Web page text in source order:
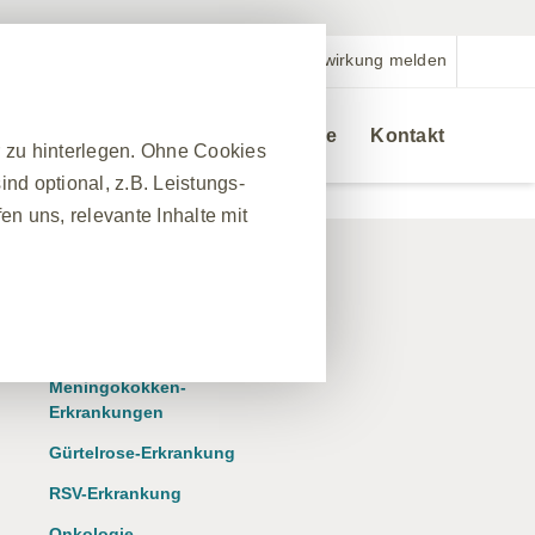
Nebenwirkung melden
Bestellservice Kontakt
Meningokokken-
Erkrankungen
Gürtelrose-Erkrankung
RSV-Erkrankung
hinterlegen. Ohne Cookies
optional, z.B. Leistungs-
uns, relevante Inhalte mit
Website-Besuchs zu
Darüber hinaus
nach Diensten
einige Teile der Website